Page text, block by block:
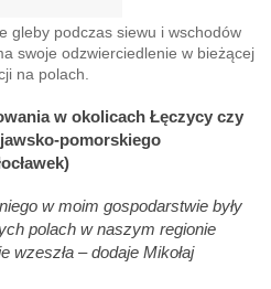
gleby podczas siewu i wschodów
swoje odzwierciedlenie w bieżącej
na polach.
w okolicach Łęczycy czy
pomorskiego
w moim gospodarstwie były
polach w naszym regionie
wzeszła – dodaje Mikołaj